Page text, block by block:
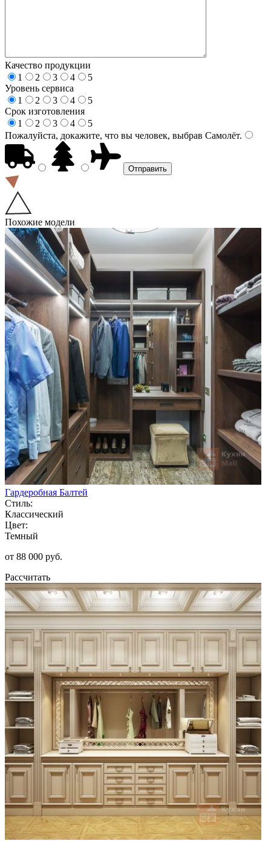
Качество продукции
1
2 3 4
5
Уровень сервиса
1
2 3 4
5
Срок изготовления
1
2 3 4
5
Пожалуйста, докажите, что вы человек, выбрав Самолёт.
Похожие модели
Гардеробная Балтей
Стиль:
Классический
Цвет:
Темный
от 88 000 руб.
Рассчитать